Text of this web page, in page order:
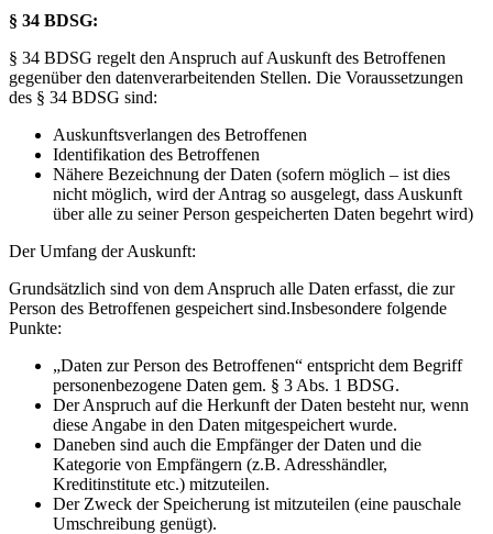
§ 34 BDSG:
§ 34 BDSG regelt den Anspruch auf Auskunft des Betroffenen
gegenüber den datenverarbeitenden Stellen. Die Voraussetzungen
des § 34 BDSG sind:
Auskunftsverlangen des Betroffenen
Identifikation des Betroffenen
Nähere Bezeichnung der Daten (sofern möglich – ist dies
nicht möglich, wird der Antrag so ausgelegt, dass Auskunft
über alle zu seiner Person gespeicherten Daten begehrt wird)
Der Umfang der Auskunft:
Grundsätzlich sind von dem Anspruch alle Daten erfasst, die zur
Person des Betroffenen gespeichert sind.Insbesondere folgende
Punkte:
„Daten zur Person des Betroffenen“ entspricht dem Begriff
personenbezogene Daten gem. § 3 Abs. 1 BDSG.
Der Anspruch auf die Herkunft der Daten besteht nur, wenn
diese Angabe in den Daten mitgespeichert wurde.
Daneben sind auch die Empfänger der Daten und die
Kategorie von Empfängern (z.B. Adresshändler,
Kreditinstitute etc.) mitzuteilen.
Der Zweck der Speicherung ist mitzuteilen (eine pauschale
Umschreibung genügt).